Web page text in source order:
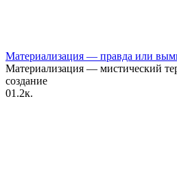
Материализация — правда или
Материализация — мистический
создание
01.2к.